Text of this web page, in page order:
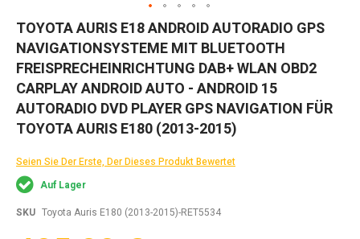
Zum
der
Bildgalerie
springen
TOYOTA AURIS E18 ANDROID AUTORADIO GPS
NAVIGATIONSYSTEME MIT BLUETOOTH
FREISPRECHEINRICHTUNG DAB+ WLAN OBD2
CARPLAY ANDROID AUTO - ANDROID 15
AUTORADIO DVD PLAYER GPS NAVIGATION FÜR
TOYOTA AURIS E180 (2013-2015)
Seien Sie Der Erste, Der Dieses Produkt Bewertet
Auf Lager
SKU Toyota Auris E180 (2013-2015)-RET5534